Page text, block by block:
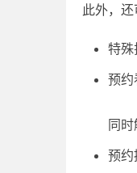
此外，
特殊
预约
同时
预约